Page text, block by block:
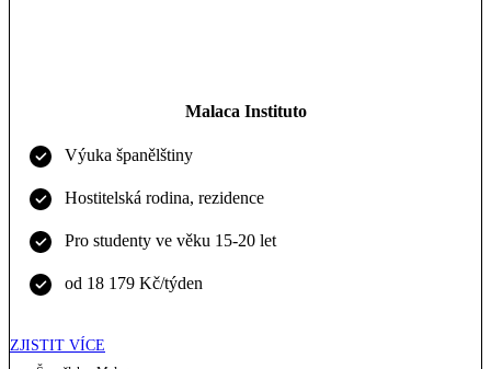
Malaca Instituto
Výuka španělštiny
Hostitelská rodina, rezidence
Pro studenty ve věku 15-20 let
od 18 179 Kč/týden
ZJISTIT VÍCE